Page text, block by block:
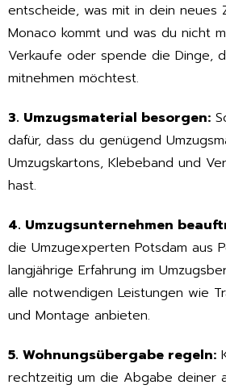
entscheide, was mit in dein neues
Monaco kommt und was du nicht
Verkaufe oder spende die Dinge,
mitnehmen möchtest.
3. Umzugsmaterial besorgen:
dafür, dass du genügend
Umzugskartons, Klebeband und
hast.
4. Umzugsunternehmen
die Umzugexperten Potsdam aus
langjährige Erfahrung im
alle notwendigen Leistungen wie
und Montage anbieten.
5. Wohnungsübergabe regeln:
rechtzeitig um die Abgabe deiner